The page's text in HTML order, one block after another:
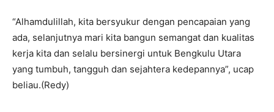
“Alhamdulillah, kita bersyukur dengan pencapaian yang
ada, selanjutnya mari kita bangun semangat dan kualitas
kerja kita dan selalu bersinergi untuk Bengkulu Utara
yang tumbuh, tangguh dan sejahtera kedepannya”, ucap
beliau.(Redy)